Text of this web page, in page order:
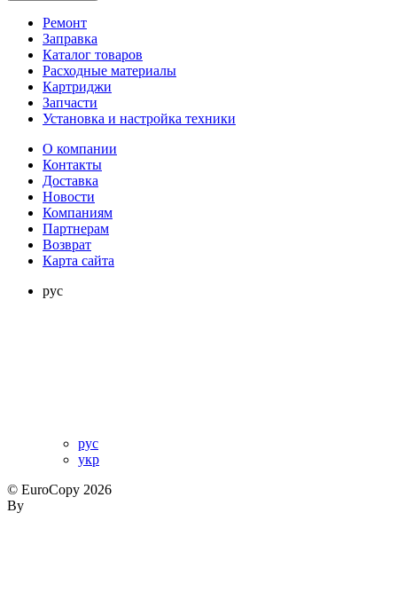
Ремонт
Заправка
Каталог товаров
Расходные материалы
Картриджи
Запчасти
Установка и настройка техники
О компании
Контакты
Доставка
Новости
Компаниям
Партнерам
Возврат
Карта сайта
рус
рус
укр
© EuroCopy 2026
By